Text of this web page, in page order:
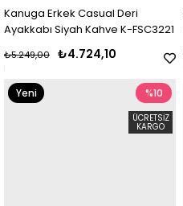
Kanuga Erkek Casual Deri
Ayakkabı Siyah Kahve K-FSC3221
₺4.724,10
₺5.249,00
%10
ÜCRETSIZ
KARGO
Yeni